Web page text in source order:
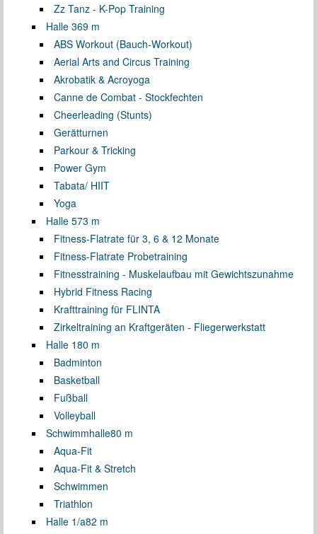
Zz Tanz - K-Pop Training
Halle 369 m
ABS Workout (Bauch-Workout)
Aerial Arts and Circus Training
Akrobatik & Acroyoga
Canne de Combat - Stockfechten
Cheerleading (Stunts)
Gerätturnen
Parkour & Tricking
Power Gym
Tabata/ HIIT
Yoga
Halle 573 m
Fitness-Flatrate für 3, 6 & 12 Monate
Fitness-Flatrate Probetraining
Fitnesstraining - Muskelaufbau mit Gewichtszunahme
Hybrid Fitness Racing
Krafttraining für FLINTA
Zirkeltraining an Kraftgeräten - Fliegerwerkstatt
Halle 180 m
Badminton
Basketball
Fußball
Volleyball
Schwimmhalle80 m
Aqua-Fit
Aqua-Fit & Stretch
Schwimmen
Triathlon
Halle 1/a82 m